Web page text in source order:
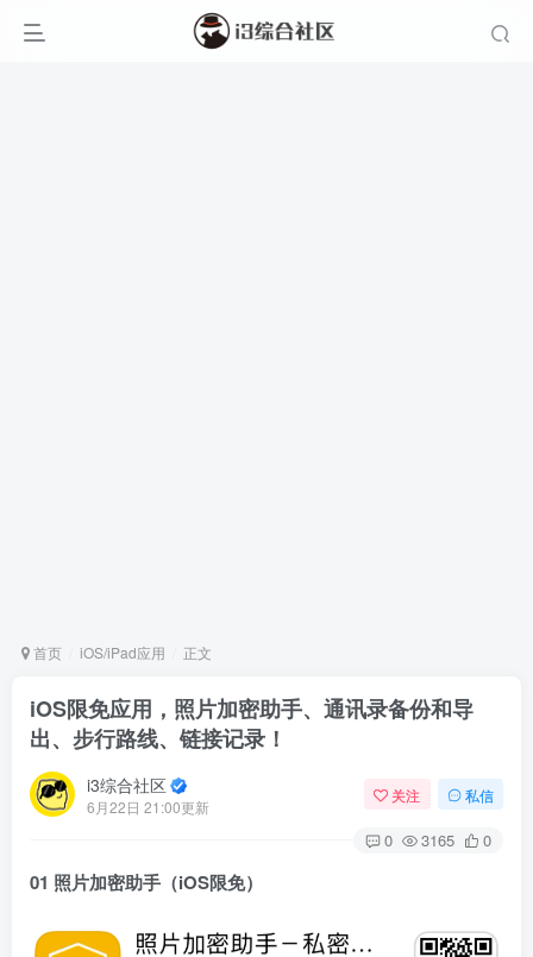
首页 iOS/iPad应用 正文
iOS限免应用，照片加密助手、通讯录备份和导
出、步行路线、链接记录！
i3综合社区
6月22日 21:00更新
关注 私信
0 3165 0
01 照片加密助手（iOS限免）